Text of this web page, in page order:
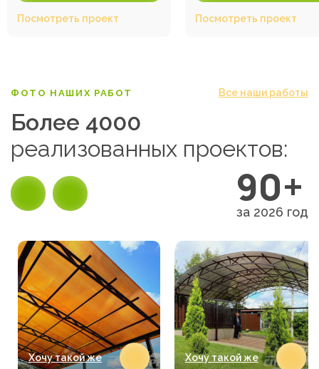
Посмотреть проект Посмотреть проект
ФОТО НАШИХ РАБОТ Все наши работы
Более 4000
реализованных проектов:
90+
за 2026 год
Хочу такой же Хочу такой же